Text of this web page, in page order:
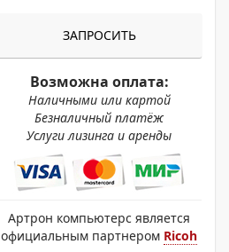
ЗАПРОСИТЬ
Возможна оплата:
Наличными или картой
Безналичный платёж
Услуги лизинга и аренды
Артрон компьютерс является
официальным партнером Ricoh